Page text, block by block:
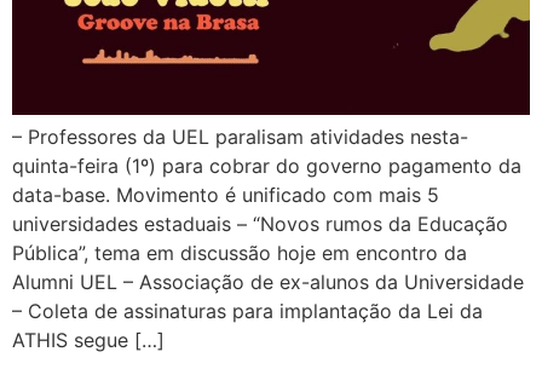
– Professores da UEL paralisam atividades nesta-
quinta-feira (1º) para cobrar do governo pagamento da
data-base. Movimento é unificado com mais 5
universidades estaduais – “Novos rumos da Educação
Pública”, tema em discussão hoje em encontro da
Alumni UEL – Associação de ex-alunos da Universidade
– Coleta de assinaturas para implantação da Lei da
ATHIS segue […]